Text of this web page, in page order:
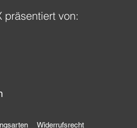
präsentiert von:
Widerrufsrecht